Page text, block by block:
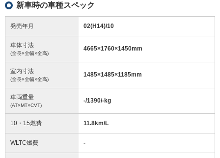
新車時の車種スペック
発売年月 02(H14)/10
車体寸法
(全長×全幅×全高)
4665×1760×1450mm
室内寸法
(全長×全幅×全高)
1485×1485×1185mm
車両重量
(AT×MT×CVT)
-/1390/-kg
10・15燃費 11.8km/L
WLTC燃費 -